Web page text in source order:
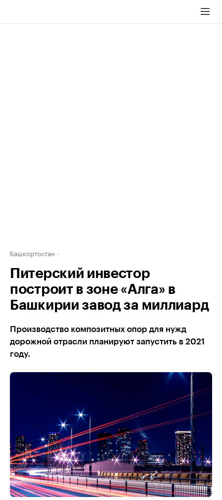
Башкортостан
Питерский инвестор
построит в зоне «Алга» в
Башкирии завод за миллиард
Производство композитных опор для нужд
дорожной отрасли планируют запустить в 2021
году.